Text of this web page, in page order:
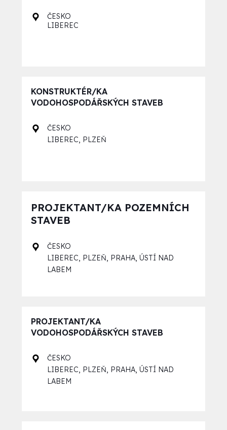
ČESKO
LIBEREC
KONSTRUKTÉR/KA
VODOHOSPODÁŘSKÝCH STAVEB
ČESKO
LIBEREC, PLZEŇ
PROJEKTANT/KA POZEMNÍCH
STAVEB
ČESKO
LIBEREC PLZEŇ PRAHA ,ÚSTÍ NAD
LABEM
PROJEKTANT/KA
VODOHOSPODÁŘSKÝCH STAVEB
ČESKO
LIBEREC, PLZEŇ, PRAHA,ÚSTÍ NAD
LABEM